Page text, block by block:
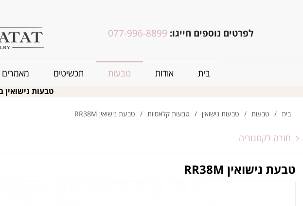
לפרטים נוספים חייגו: 077-996-8899
בית אודות טבעות תכשיטים מאמרים
טבעות
בית / טבעות / טבעות נישואין / טבעות קלאסיות / טבעת נישואין RR38M
חזרה לקטגוריה
טבעת נישואין RR38M